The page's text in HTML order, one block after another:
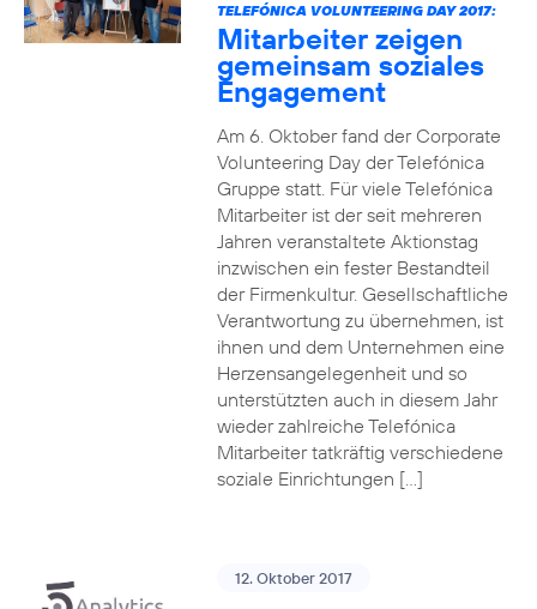
TELEFÓNICA VOLUNTEERING DAY 2017:
Mitarbeiter zeigen
gemeinsam soziales
Engagement
Am 6. Oktober fand der Corporate
Volunteering Day der Telefónica
Gruppe statt. Für viele Telefónica
Mitarbeiter ist der seit mehreren
Jahren veranstaltete Aktionstag
inzwischen ein fester Bestandteil
der Firmenkultur. Gesellschaftliche
Verantwortung zu übernehmen, ist
ihnen und dem Unternehmen eine
Herzensangelegenheit und so
unterstützten auch in diesem Jahr
wieder zahlreiche Telefónica
Mitarbeiter tatkräftig verschiedene
soziale Einrichtungen […]
12. Oktober 2017